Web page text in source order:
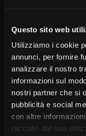
Questo sito web
Utilizziamo i cookie
annunci, per fornire
analizzare il nostro
informazioni sul
nostri partner che si
pubblicità e social
con altre
raccolto dal suo
grazie a soluzioni
COMUNICATO